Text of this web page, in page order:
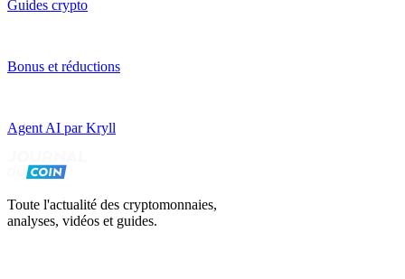
Guides crypto
Bonus et réductions
Agent AI par Kryll
Toute l'actualité des cryptomonnaies,
analyses, vidéos et guides.